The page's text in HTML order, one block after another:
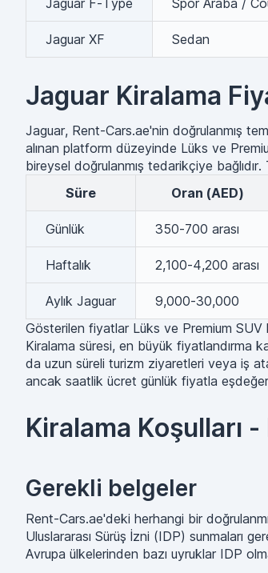
Jaguar F-Type Spor Araba /
Jaguar XF Sedan
Jaguar Kiralama
Jaguar, Rent-Cars.ae'nin doğrulanmış
alınan platform düzeyinde Lüks ve
bireysel doğrulanmış tedarikçiye
Süre
Oran (AED)
Günlük 350-700 arası
Haftalık 2,100-4,200 arası
Aylık Jaguar 9,000-30,000
Gösterilen fiyatlar Lüks ve Premium
Kiralama süresi, en büyük fiyatlandırma
da uzun süreli turizm ziyaretleri veya iş
ancak saatlik ücret günlük fiyatla
Kiralama Koşulları
Gerekli belgeler
Rent-Cars.ae'deki herhangi bir
Uluslararası Sürüş İzni (IDP) sunmaları
Avrupa ülkelerinden bazı uyruklar IDP